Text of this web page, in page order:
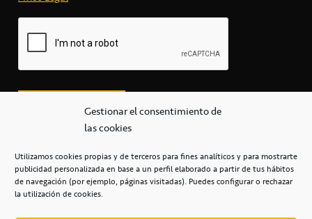
Gestionar el consentimiento de
las cookies
Utilizamos cookies propias y de terceros para fines analíticos y para mostrarte
publicidad personalizada en base a un perfil elaborado a partir de tus hábitos
de navegación (por ejemplo, páginas visitadas). Puedes configurar o rechazar
la utilización de cookies.
secretaria@cbcanarias.es
+34 922 253 684